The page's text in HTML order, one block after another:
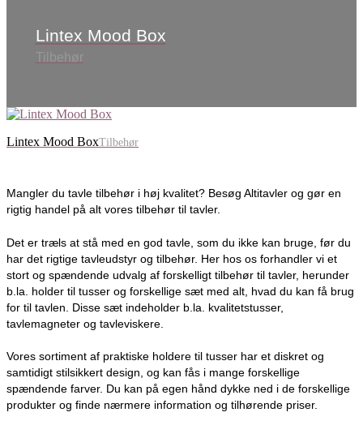
Lintex Mood Box
Tilbehør
Lintex Mood BoxTilbehør
Mangler du tavle tilbehør i høj kvalitet? Besøg Altitavler og gør en
rigtig handel på alt vores tilbehør til tavler.
Det er træls at stå med en god tavle, som du ikke kan bruge, før du
har det rigtige tavleudstyr og tilbehør. Her hos os forhandler vi et
stort og spændende udvalg af forskelligt tilbehør til tavler, herunder
b.la. holder til tusser og forskellige sæt med alt, hvad du kan få brug
for til tavlen. Disse sæt indeholder b.la. kvalitetstusser,
tavlemagneter og tavleviskere.
Vores sortiment af praktiske holdere til tusser har et diskret og
samtidigt stilsikkert design, og kan fås i mange forskellige
spændende farver. Du kan på egen hånd dykke ned i de forskellige
produkter og finde nærmere information og tilhørende priser.